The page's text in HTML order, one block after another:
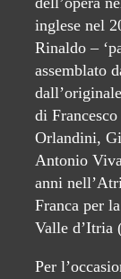
inglese nel
Rinaldo –
assemblato
di
Orlandini,
Antonio
anni
Franca per
Valle d’Itria
Per